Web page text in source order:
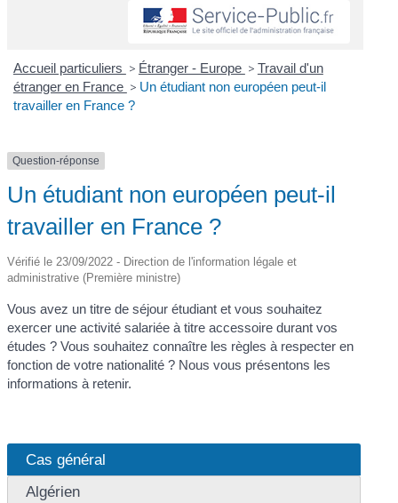
Accueil particuliers > Étranger - Europe > Travail d'un
étranger en France > Un étudiant non européen peut-il
travailler en France ?
Question-réponse
Un étudiant non européen peut-il
travailler en France ?
Vérifié le 23/09/2022 - Direction de l'information légale et
administrative (Première ministre)
Vous avez un titre de séjour étudiant et vous souhaitez
exercer une activité salariée à titre accessoire durant vos
études ? Vous souhaitez connaître les règles à respecter en
fonction de votre nationalité ? Nous vous présentons les
informations à retenir.
Cas général
Algérien